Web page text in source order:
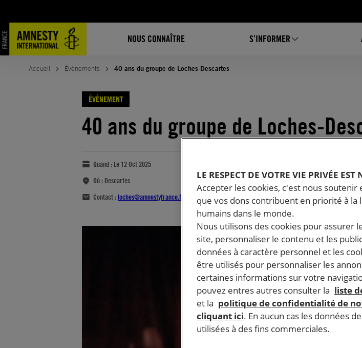
NOUS CONNAÎTRE S’INFORMER
Accueil Évènements 40 ans du groupe de Loches-Descartes
ÉVÈNEMENT
40 ans du groupe de Loches-
Quand : Le 12 Oct 2025
Où : Descartes
Contact :loches@amnestyfrance.fr
LE RESPECT DE VOTRE VIE PRIVÉE EST
Accepter les cookies, c'est nous
que vos dons contribuent en priorité à
humains dans le monde.
Nous utilisons des cookies pour assurer
site, personnaliser le contenu et les
données à caractère personnel et les
être utilisés pour personnaliser les
certaines informations sur votre
pouvez entres autres consulter la liste
et la politique de confidentialité de
cliquant ici. En aucun cas les données
utilisées à des fins commerciales.